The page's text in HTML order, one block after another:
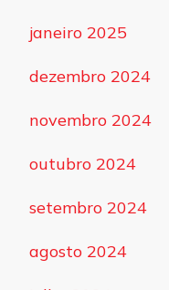
janeiro 2025
dezembro 2024
novembro 2024
outubro 2024
setembro 2024
agosto 2024